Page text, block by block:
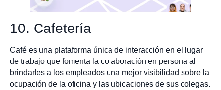
10. Cafetería
Café es una plataforma única de interacción en el lugar
de trabajo que fomenta la colaboración en persona al
brindarles a los empleados una mejor visibilidad sobre la
ocupación de la oficina y las ubicaciones de sus colegas.